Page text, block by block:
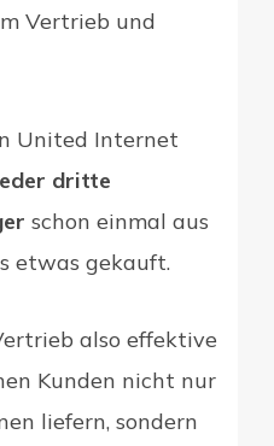
Vertrieb und
United Internet
dritte
schon einmal aus
etwas gekauft.
also effektive
Kunden nicht nur
liefern, sondern